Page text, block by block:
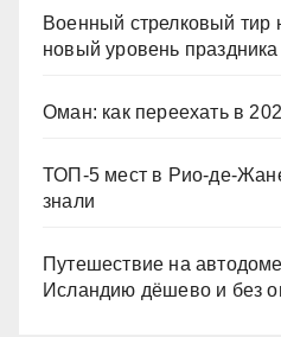
Военный стрелковый тир
новый уровень
Оман: как переехать в
ТОП-5 мест в Рио-де-
знали
Путешествие на
Исландию дёшево и без